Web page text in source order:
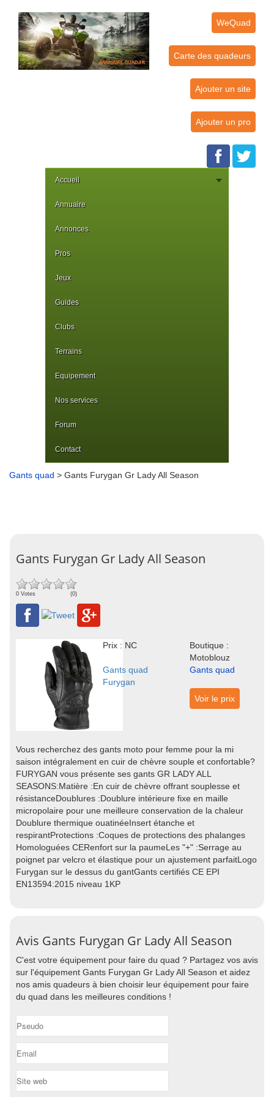
WeQuad
Carte des quadeurs
Ajouter un site
Ajouter un pro
Accueil
Annuaire
Annonces
Pros
Jeux
Guides
Clubs
Terrains
Equipement
Nos services
Forum
Contact
Gants quad > Gants Furygan Gr Lady All Season
Gants Furygan Gr Lady All Season
0 Votes (0)
Prix : NC
Boutique :
Motoblouz
Gants quad
Furygan
Gants quad
Voir le prix
Vous recherchez des gants moto pour femme pour la mi
saison intégralement en cuir de chèvre souple et confortable?
FURYGAN vous présente ses gants GR LADY ALL
SEASONS:Matière :En cuir de chèvre offrant souplesse et
résistanceDoublures :Doublure intérieure fixe en maille
micropolaire pour une meilleure conservation de la chaleur
Doublure thermique ouatinéeInsert étanche et
respirantProtections :Coques de protections des phalanges
Homologuées CERenfort sur la paumeLes "+" :Serrage au
poignet par velcro et élastique pour un ajustement parfaitLogo
Furygan sur le dessus du gantGants certifiés CE EPI
EN13594:2015 niveau 1KP
Avis Gants Furygan Gr Lady All Season
C'est votre équipement pour faire du quad ? Partagez vos avis
sur l'équipement Gants Furygan Gr Lady All Season et aidez
nos amis quadeurs à bien choisir leur équipement pour faire
du quad dans les meilleures conditions !